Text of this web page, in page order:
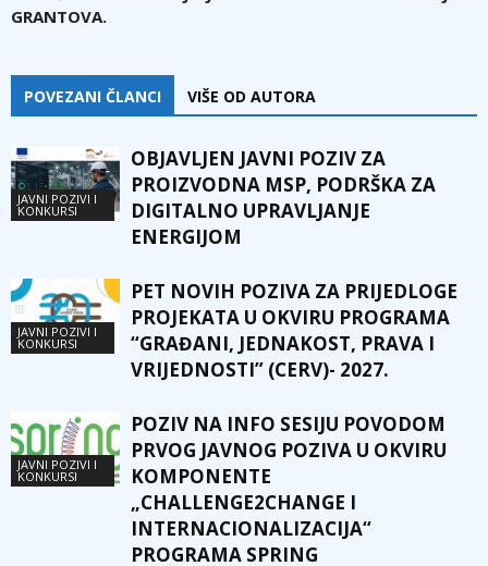
GRANTOVA.
POVEZANI ČLANCI VIŠE OD AUTORA
JAVNI POZIVI I
KONKURSI
OBJAVLJEN JAVNI POZIV ZA
PROIZVODNA MSP, PODRŠKA ZA
DIGITALNO UPRAVLJANJE
ENERGIJOM
JAVNI POZIVI I
KONKURSI
PET NOVIH POZIVA ZA PRIJEDLOGE
PROJEKATA U OKVIRU PROGRAMA
“GRAĐANI, JEDNAKOST, PRAVA I
VRIJEDNOSTI” (CERV)- 2027.
JAVNI POZIVI I
KONKURSI
POZIV NA INFO SESIJU POVODOM
PRVOG JAVNOG POZIVA U OKVIRU
KOMPONENTE
„CHALLENGE2CHANGE I
INTERNACIONALIZACIJA“
PROGRAMA SPRING